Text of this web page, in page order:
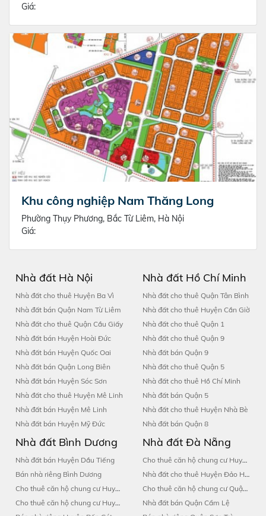
Giá:
Khu công nghiệp Nam Thăng Long
Phường Thụy Phương, Bắc Từ Liêm, Hà Nội
Giá:
Nhà đất Hà Nội
Nhà đất cho thuê Huyện Ba Vì
Nhà đất bán Quận Nam Từ Liêm
Nhà đất cho thuê Quận Cầu Giấy
Nhà đất bán Huyện Hoài Đức
Nhà đất bán Huyện Quốc Oai
Nhà đất bán Quận Long Biên
Nhà đất bán Huyện Sóc Sơn
Nhà đất cho thuê Huyện Mê Linh
Nhà đất bán Huyện Mê Linh
Nhà đất bán Huyện Mỹ Đức
Nhà đất Hồ Chí Minh
Nhà đất cho thuê Quận Tân Bình
Nhà đất cho thuê Huyện Cần Giờ
Nhà đất cho thuê Quận 1
Nhà đất cho thuê Quận 9
Nhà đất bán Quận 9
Nhà đất cho thuê Quận 5
Nhà đất cho thuê Hồ Chí Minh
Nhà đất bán Quận 5
Nhà đất cho thuê Huyện Nhà Bè
Nhà đất bán Quận 8
Nhà đất Bình Dương
Nhà đất bán Huyện Dầu Tiếng
Bán nhà riêng Bình Dương
Cho thuê căn hộ chung cư Huyện Bến Cát
Cho thuê căn hộ chung cư Huyện Dầu Tiếng
Nhà đất Đà Nẵng
Cho thuê căn hộ chung cư Huyện Đảo Hoàng Sa
Nhà đất cho thuê Huyện Đảo Hoàng Sa
Cho thuê căn hộ chung cư Quận Thanh Khê
Nhà đất bán Quận Cẩm Lệ